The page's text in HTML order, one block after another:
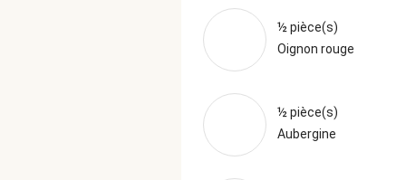
½ pièce(s)
Oignon rouge
½ pièce(s)
Aubergine